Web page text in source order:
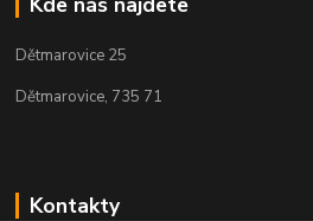
Dětmarovice 25
Dětmarovice, 735 71
Kontakty